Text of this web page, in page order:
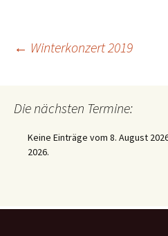
← Winterkonzert 2019
Die nächsten Termine:
Keine Einträge vom 8. August
2026.